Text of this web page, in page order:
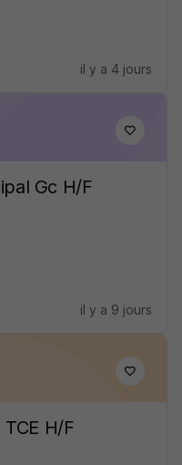
il y a 4 jours
Gc H/F
il y a 9 jours
H/F